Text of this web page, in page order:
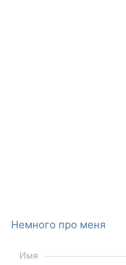
Немного про меня
Имя